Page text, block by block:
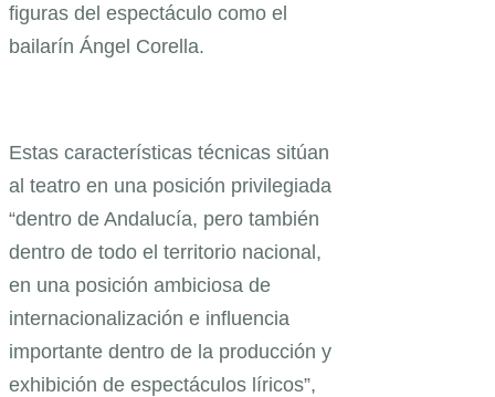
figuras del espectáculo como el
bailarín Ángel Corella.
Estas características técnicas sitúan
al teatro en una posición privilegiada
“dentro de Andalucía, pero también
dentro de todo el territorio nacional,
en una posición ambiciosa de
internacionalización e influencia
importante dentro de la producción y
exhibición de espectáculos líricos”,